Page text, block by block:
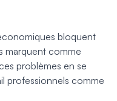
bloquent
marquent comme
problèmes en se
professionnels comme